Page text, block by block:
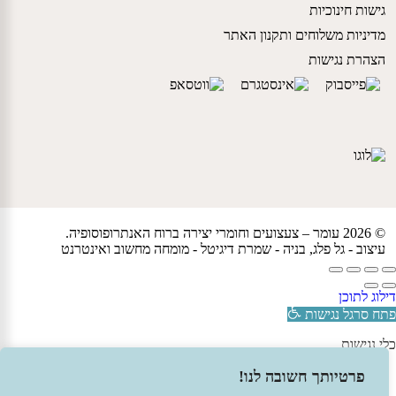
פרטיותך חשובה לנו!
גישות חינוכיות
מדיניות משלוחים ותקנון האתר
הצהרת נגישות
© 2026 עומר – צעצועים וחומרי יצירה ברוח האנתרופוסופיה.
עיצוב - גל פלג, בניה - שמרת דיגיטל - מומחה מחשוב ואינטרנט
דילוג לתוכן
פתח סרגל נגישות
כלי נגישות
הגדל טקסט